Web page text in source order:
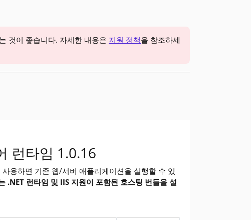
것이 좋습니다. 자세한 내용은 지원 정책을 참조하세
우 이러한 수정 사항을 얻으려면 업그레이드해야 합니다.
: Visual Studio)를 사용하여 .NET 애플리케이션을 빌드하고 실행하는
앱을 실행하시겠습니까? 런타임에는 .NET 애플리케이션을 실행하는 데
런타임 1.0.16
사용하면 기존 웹/서버 애플리케이션을 실행할 수 있
.NET 런타임 및 IIS 지원이 포함된 호스팅 번들을 설